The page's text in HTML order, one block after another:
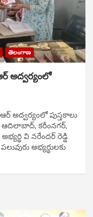
తెలంగాణ
అద్వర్యంలో
అద్వర్యంలో పుస్తకాలు
ఆదిలాబాద్, కరీంనగర్,
వి నరేందర్ రెడ్డి
అభ్యర్థులకు